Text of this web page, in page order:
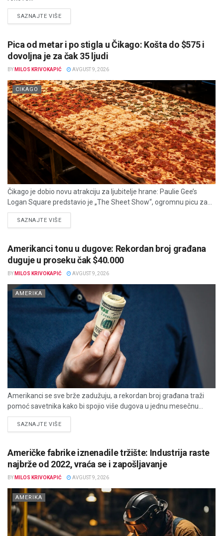
SAZNAJTE VIŠEDETAILS
Pica od metar i po stigla u Čikago: Košta do $575 i
dovoljna je za čak 35 ljudi
BY MILOS KRIVOKAPIĆ AVGUST 9, 2026
CIKAGO
Čikago je dobio novu atrakciju za ljubitelje hrane: Paulie Gee’s
Logan Square predstavio je „The Sheet Show“, ogromnu picu za...
SAZNAJTE VIŠEDETAILS
Amerikanci tonu u dugove: Rekordan broj građana
duguje u proseku čak $40.000
BY MILOS KRIVOKAPIĆ AVGUST 9, 2026
AMERIKA
Amerikanci se sve brže zadužuju, a rekordan broj građana traži
pomoć savetnika kako bi spojio više dugova u jednu mesečnu...
SAZNAJTE VIŠEDETAILS
Američke fabrike iznenadile tržište: Industrija raste
najbrže od 2022, vraća se i zapošljavanje
BY MILOS KRIVOKAPIĆ AVGUST 9, 2026
AMERIKA